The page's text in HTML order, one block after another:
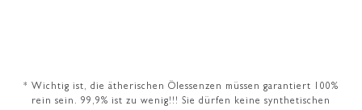
* Wichtig ist, die ätherischen Ölessenzen müssen garantiert 100%
rein sein. 99,9% ist zu wenig!!! Sie dürfen keine synthetischen